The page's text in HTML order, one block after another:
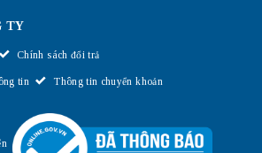
TY
Chính sách đổi trả
tin Thông tin chuyển khoản